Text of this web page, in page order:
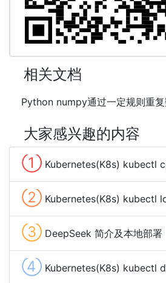
相关文档
Python numpy通过一定规则重
大家感兴趣的内容
① Kubernetes(K8s) kubectl
② Kubernetes(K8s) kubectl
③ DeepSeek 简介及本地部署
④ Kubernetes(K8s) kubectl